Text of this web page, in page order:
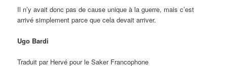
Il n’y avait donc pas de cause unique à la guerre, mais c’est
arrivé simplement parce que cela devait arriver.
Ugo Bardi
Traduit par Hervé pour le Saker Francophone